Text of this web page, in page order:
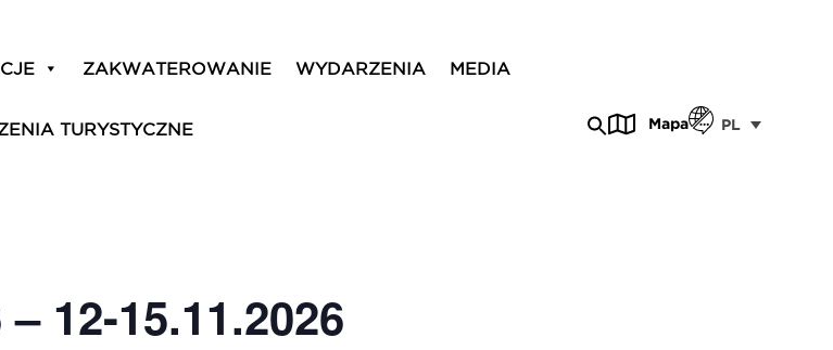
ZAKWATEROWANIE WYDARZENIA MEDIA
TURYSTYCZNE Mapa PL
12-15.11.2026